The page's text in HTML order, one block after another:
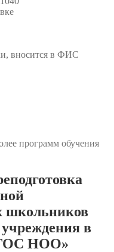
вносится в ФИС
программ обучения
школьников
учреждения в
НОО»